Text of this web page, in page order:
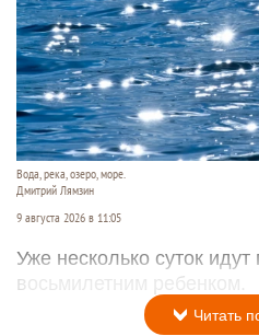
Вода, река, озеро, море.
Дмитрий Лямзин
9 августа 2026 в 11:05
Уже несколько суток идут
восьмилетним ребенком.
Читать